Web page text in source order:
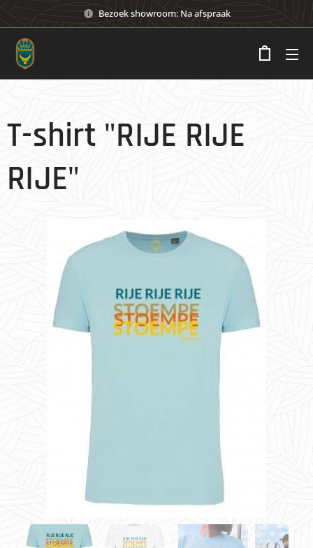
Bezoek showroom: Na afspraak
T-shirt "RIJE RIJE
RIJE"